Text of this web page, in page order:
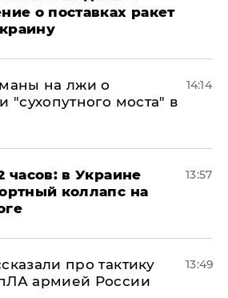
о поставках ракет
на лжи о
"сухопутного моста" в
14:14
часов: в Украине
коллапс на
13:57
про тактику
армией России
13:49